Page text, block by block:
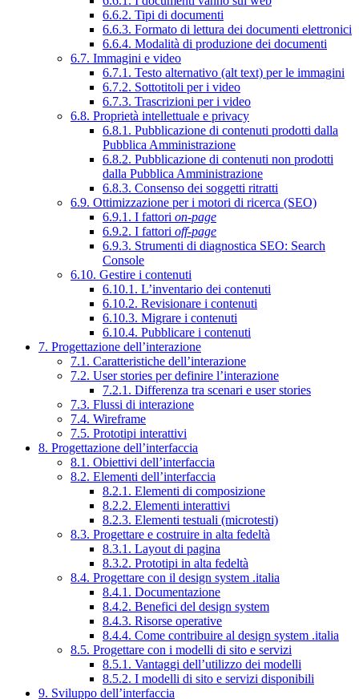
6.6.2. Tipi di documenti
6.6.3. Formato di lettura dei documenti elettronici
6.6.4. Modalità di produzione dei documenti
6.7. Immagini e video
6.7.1. Testo alternativo (alt text) per le immagini
6.7.2. Sottotitoli per i video
6.7.3. Trascrizioni per i video
6.8. Proprietà intellettuale e privacy
6.8.1. Pubblicazione di contenuti prodotti dalla
Pubblica Amministrazione
6.8.2. Pubblicazione di contenuti non prodotti
dalla Pubblica Amministrazione
6.8.3. Consenso dei soggetti ritratti
6.9. Ottimizzazione per i motori di ricerca (SEO)
6.9.1. I fattori on-page
6.9.2. I fattori off-page
6.9.3. Strumenti di diagnostica SEO: Search
Console
6.10. Gestire i contenuti
6.10.1. L’inventario dei contenuti
6.10.2. Revisionare i contenuti
6.10.3. Migrare i contenuti
6.10.4. Pubblicare i contenuti
7. Progettazione dell’interazione
7.1. Caratteristiche dell’interazione
7.2. User stories per definire l’interazione
7.2.1. Differenza tra scenari e user stories
7.3. Flussi di interazione
7.4. Wireframe
7.5. Prototipi interattivi
8. Progettazione dell’interfaccia
8.1. Obiettivi dell’interfaccia
8.2. Elementi dell’interfaccia
8.2.1. Elementi di composizione
8.2.2. Elementi interattivi
8.2.3. Elementi testuali (microtesti)
8.3. Progettare e costruire in alta fedeltà
8.3.1. Layout di pagina
8.3.2. Prototipi in alta fedeltà
8.4. Progettare con il design system .italia
8.4.1. Documentazione
8.4.2. Benefici del design system
8.4.3. Risorse operative
8.4.4. Come contribuire al design system .italia
8.5. Progettare con i modelli di sito e servizi
8.5.1. Vantaggi dell’utilizzo dei modelli
8.5.2. I modelli di sito e servizi disponibili
9. Sviluppo dell’interfaccia